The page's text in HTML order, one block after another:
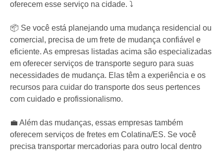
oferecem esse serviço na cidade. ⤵️
📦 Se você está planejando uma mudança residencial ou
comercial, precisa de um frete de mudança confiável e
eficiente. As empresas listadas acima são especializadas
em oferecer serviços de transporte seguro para suas
necessidades de mudança. Elas têm a experiência e os
recursos para cuidar do transporte dos seus pertences
com cuidado e profissionalismo.
💼 Além das mudanças, essas empresas também
oferecem serviços de fretes em Colatina/ES. Se você
precisa transportar mercadorias para outro local dentro